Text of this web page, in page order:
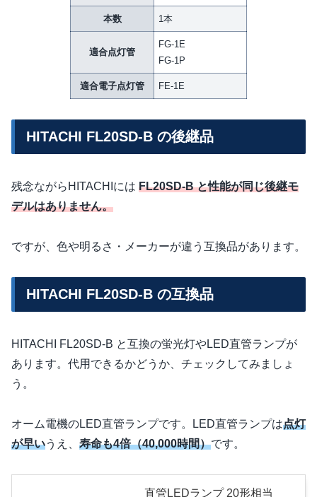
本数 1本
適合点灯管
FG-1E
FG-1P
適合電子点灯管 FE-1E
HITACHI FL20SD-B の後継品
残念ながらHITACHIには FL20SD-B と性能が同じ後継モ
デルはありません。
ですが、色や明るさ・メーカーが違う互換品があります。
HITACHI FL20SD-B の互換品
HITACHI FL20SD-B と互換の蛍光灯やLED直管ランプが
あります。代用できるかどうか、チェックしてみましょ
う。
オーム電機のLED直管ランプです。LED直管ランプは点灯
が早いうえ、 寿命も4倍（40,000時間）です。
直管LEDランプ 20形相当